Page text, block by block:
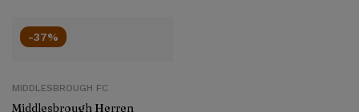
-37%
MIDDLESBROUGH FC
Middlesbrough Herren